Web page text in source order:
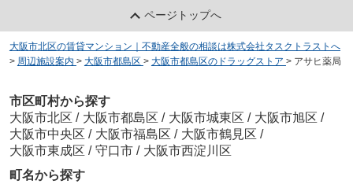
ページトップへ
大阪市北区の賃貸マンション｜不動産全般の相談は株式会社タスクトラストへ
> 周辺施設案内 > 大阪市都島区 > 大阪市都島区のドラッグストア > アサヒ薬局
市区町村から探す
大阪市北区 / 大阪市都島区 / 大阪市城東区 / 大阪市旭区 /
大阪市中央区 / 大阪市福島区 / 大阪市鶴見区 /
大阪市東成区 / 守口市 / 大阪市西淀川区
町名から探す